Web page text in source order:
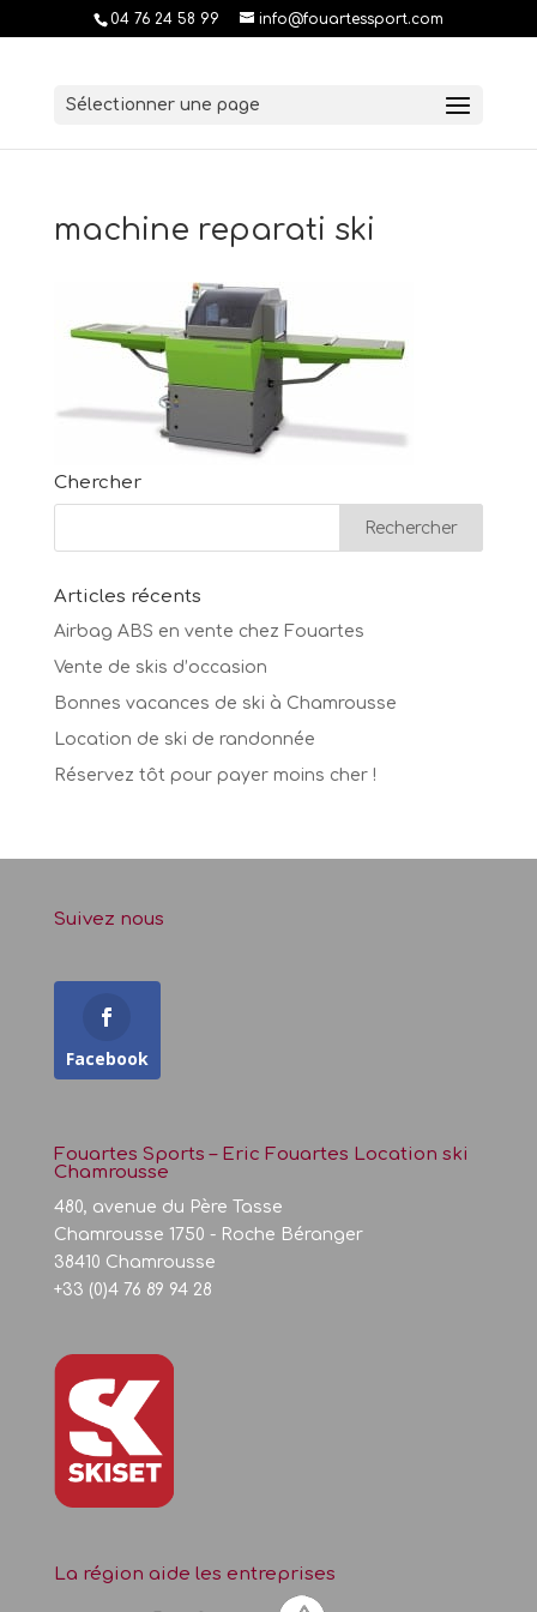
04 76 24 58 99 info@fouartessport.com
Sélectionner une page
machine reparati ski
Chercher
Articles récents
Airbag ABS en vente chez Fouartes
Vente de skis d’occasion
Bonnes vacances de ski à Chamrousse
Location de ski de randonnée
Réservez tôt pour payer moins cher !
Suivez nous
Facebook
Fouartes Sports – Eric Fouartes Location ski
Chamrousse
480, avenue du Père Tasse
Chamrousse 1750 - Roche Béranger
38410 Chamrousse
+33 (0)4 76 89 94 28
La région aide les entreprises